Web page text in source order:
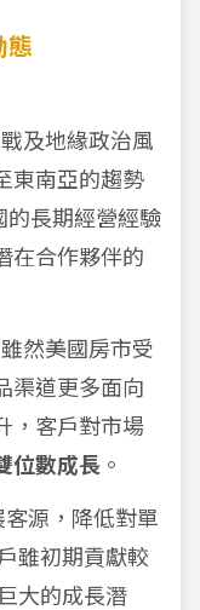
態
及地緣政治風
東南亞的趨勢
的長期經營經驗
在合作夥伴的
然美國房市受
渠道更多面向
，客戶對市場
位數成長 。
源，降低對單
雖初期貢獻較
大的成長潛